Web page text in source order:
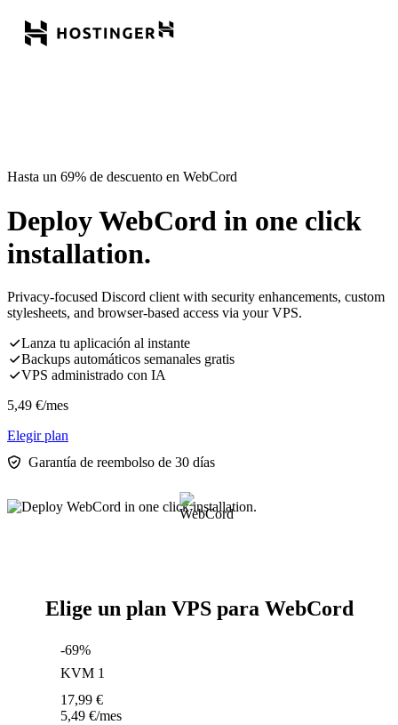
Hasta un 69% de descuento en WebCord
Deploy WebCord in one click
installation.
Privacy-focused Discord client with security enhancements, custom
stylesheets, and browser-based access via your VPS.
Lanza tu aplicación al instante
Backups automáticos semanales gratis
VPS administrado con IA
5,49 €/mes
Elegir plan
Garantía de reembolso de 30 días
Elige un plan VPS para WebCord
-69%
KVM 1
17,99 €
5,49 €/mes